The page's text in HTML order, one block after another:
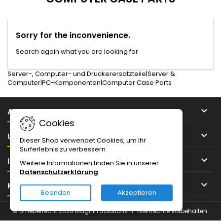
Sorry for the inconvenience.
Search again what you are looking for
Server-, Computer- und Druckerersatzteile|Server &
Computer|PC-Komponenten|Computer Case Parts
ARTIKEL 
UNTERNEHMEN 
IHR KONTO 
KONTAKT 
Cookies
Dieser Shop verwendet Cookies, um Ihr
Surferlebnis zu verbessern.
Weitere Informationen finden Sie in unserer
Datenschutzerklärung.
Beenden Akzeptieren
© Urheberrecht 2026 Magnin Solutions IT. Alle Rechte vorbehalten.